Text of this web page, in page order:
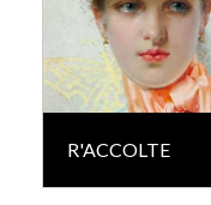
R'ACCOLTE